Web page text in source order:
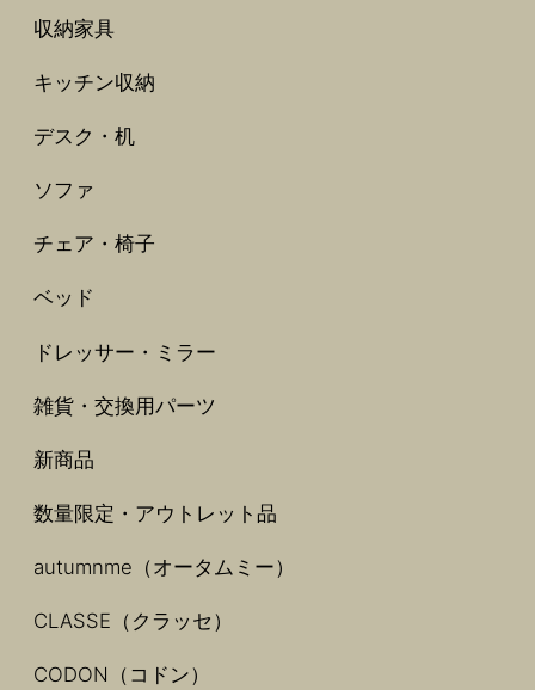
収納家具
キッチン収納
デスク・机
ソファ
チェア・椅子
ベッド
ドレッサー・ミラー
雑貨・交換用パーツ
新商品
数量限定・アウトレット品
autumnme（オータムミー）
CLASSE（クラッセ）
CODON（コドン）